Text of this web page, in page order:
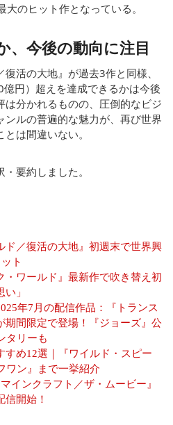
大のヒット作となっている。
、今後の動向に注目
復活の大地』が過去3作と同様、
円）超えを達成できるかは今後
分かれるものの、圧倒的なビジ
ンルの普遍的な魅力が、再び世界
は間違いない。
・要約しました。
ド／復活の大地』初週末で世界興
ト
・ワールド』最新作で吹き替え初
」
年7月の配信作品：『トランス
期間限定で登場！『ジョーズ』公
タリーも
すめ12選｜『ワイルド・スピー
ワン』まで一挙紹介
インクラフト／ザ・ムービー』
信開始！